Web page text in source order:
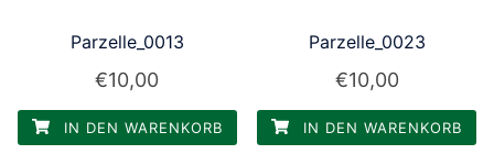
Parzelle_0013
€10,00
IN DEN WARENKORB
Parzelle_0023
€10,00
IN DEN WARENKORB